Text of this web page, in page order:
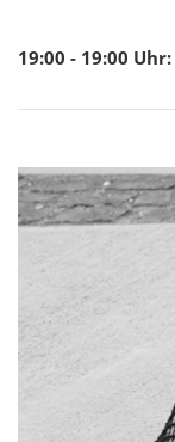
19:00 - 19:00 Uhr: